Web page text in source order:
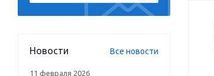
Новости Все новости
11 февраля 2026